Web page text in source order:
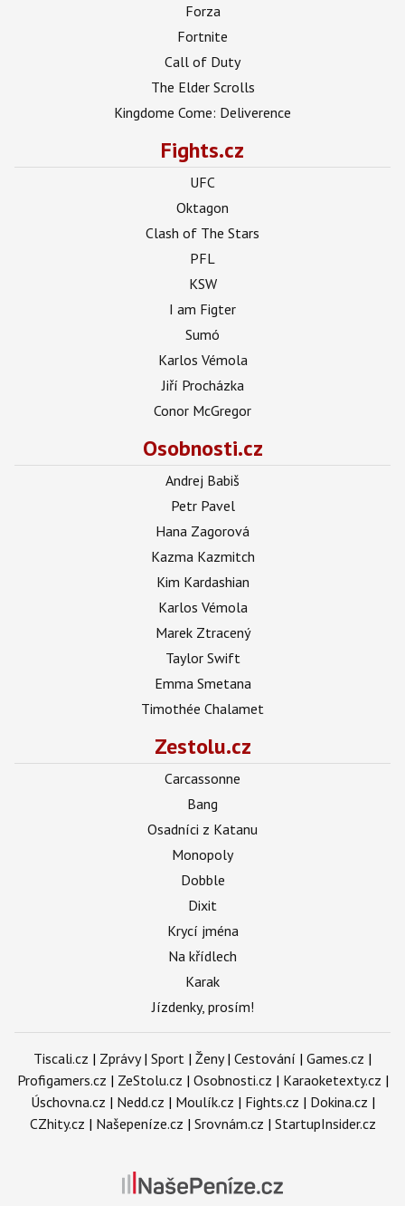
Forza
Fortnite
Call of Duty
The Elder Scrolls
Kingdome Come: Deliverence
Fights.cz
UFC
Oktagon
Clash of The Stars
PFL
KSW
I am Figter
Sumó
Karlos Vémola
Jiří Procházka
Conor McGregor
Osobnosti.cz
Andrej Babiš
Petr Pavel
Hana Zagorová
Kazma Kazmitch
Kim Kardashian
Karlos Vémola
Marek Ztracený
Taylor Swift
Emma Smetana
Timothée Chalamet
Zestolu.cz
Carcassonne
Bang
Osadníci z Katanu
Monopoly
Dobble
Dixit
Krycí jména
Na křídlech
Karak
Jízdenky, prosím!
Tiscali.cz | Zprávy| Sport | Ženy| Cestování | Games.cz |
Profigamers.cz | ZeStolu.cz | Osobnosti.cz | Karaoketexty.cz |
Úschovna.cz | Nedd.cz | Moulík.cz | Fights.cz | Dokina.cz |
CZhity.cz | Našepeníze.cz | Srovnám.cz | StartupInsider.cz